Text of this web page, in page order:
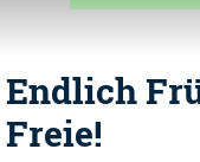
Endlich
Freie!